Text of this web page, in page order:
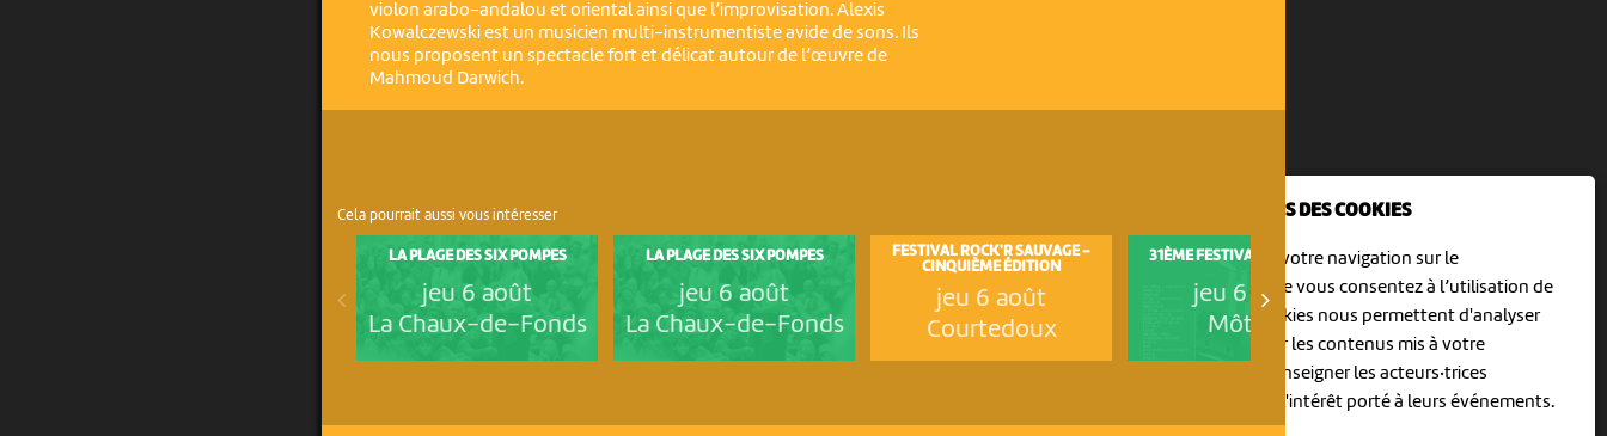
NOUS UTILISONS DES COOKIES
En poursuivant votre navigation sur le
culturoscoPe site vous consentez à l’utilisation de
cookies. Les cookies nous permettent d'analyser
le trafic, d’affiner les contenus mis à votre
disposition et renseigner les acteurs·trices
culturel·le·s sur l'intérêt porté à leurs événements.
violon arabo-andalou et oriental ainsi que l’improvisation. Alexis
Kowalczewski est un musicien multi-instrumentiste avide de sons. Ils
nous proposent un spectacle fort et délicat autour de l’œuvre de
Mahmoud Darwich.
Cela pourrait aussi vous intéresser
LA PLAGE DES SIX POMPES
jeu 6 août
La Chaux-de-Fonds
LA PLAGE DES SIX POMPES
jeu 6 août
La Chaux-de-Fonds
FESTIVAL ROCK'R SAUVAGE -
CINQUIÈME ÉDITION
jeu 6 août
Courtedoux
31ÈME FESTIVAL HORS TRIBU
jeu 6 août
Môtiers
KATCH IMPRO FESTIVAL (KIF)
jeu 6 août
Neuchâtel